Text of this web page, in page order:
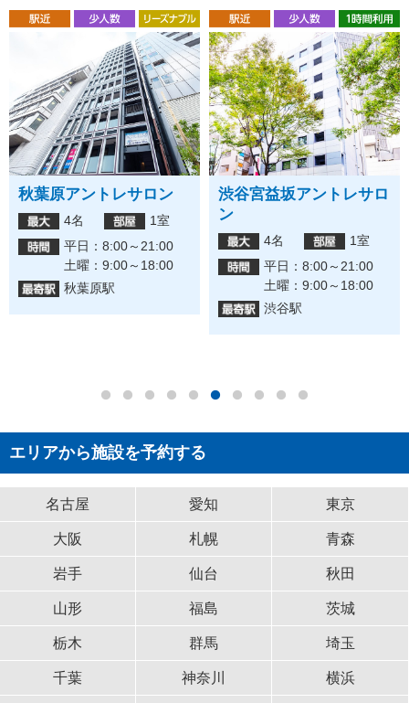
秋葉原アントレサロン
4名
1室
平日：8:00～21:00
土曜：9:00～18:00
秋葉原駅
渋谷宮益坂アントレサロ
ン
4名
1室
平日：8:00～21:00
土曜：9:00～18:00
渋谷駅
エリアから施設を予約する
名古屋 愛知 東京
大阪 札幌 青森
岩手 仙台 秋田
山形 福島 茨城
栃木 群馬 埼玉
千葉 神奈川 横浜